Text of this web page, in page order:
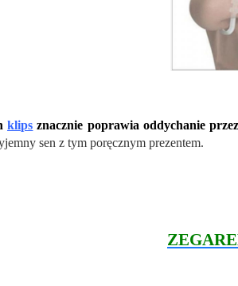
klips znacznie poprawia oddychanie
sen z tym poręcznym prezentem.